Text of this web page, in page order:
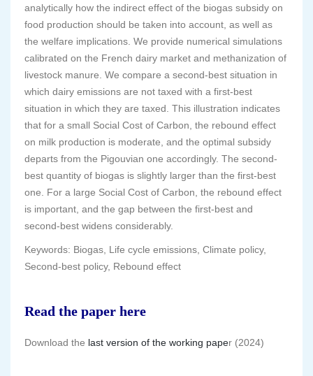
analytically how the indirect effect of the biogas subsidy on
food production should be taken into account, as well as
the welfare implications. We provide numerical simulations
calibrated on the French dairy market and methanization of
livestock manure. We compare a second-best situation in
which dairy emissions are not taxed with a first-best
situation in which they are taxed. This illustration indicates
that for a small Social Cost of Carbon, the rebound effect
on milk production is moderate, and the optimal subsidy
departs from the Pigouvian one accordingly. The second-
best quantity of biogas is slightly larger than the first-best
one. For a large Social Cost of Carbon, the rebound effect
is important, and the gap between the first-best and
second-best widens considerably.
Keywords: Biogas, Life cycle emissions, Climate policy,
Second-best policy, Rebound effect
Read the paper here
Download the last version of the working paper (2024)